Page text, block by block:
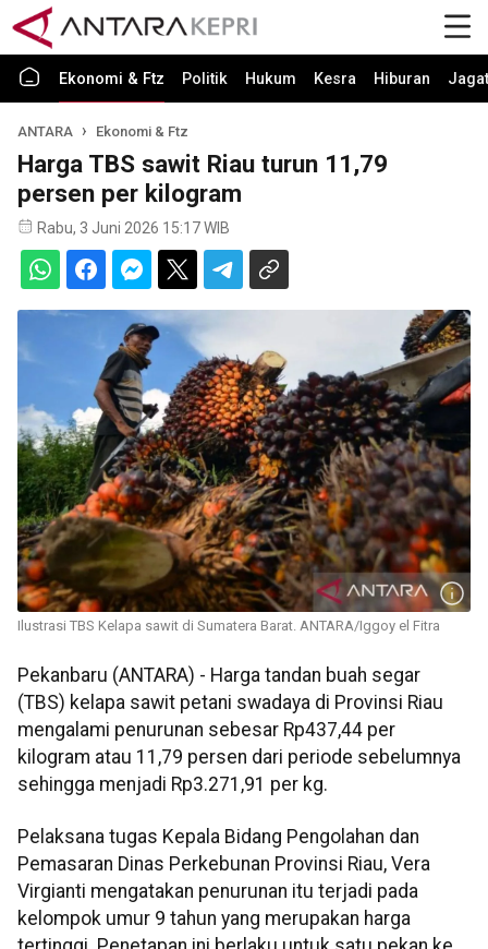
Ekonomi & Ftz Politik Hukum Kesra Hiburan Jagat
ANTARA Ekonomi & Ftz
Harga TBS sawit Riau turun 11,79
persen per kilogram
Rabu, 3 Juni 2026 15:17 WIB
Ilustrasi TBS Kelapa sawit di Sumatera Barat. ANTARA/Iggoy el Fitra
Pekanbaru (ANTARA) - Harga tandan buah segar
(TBS) kelapa sawit petani swadaya di Provinsi Riau
mengalami penurunan sebesar Rp437,44 per
kilogram atau 11,79 persen dari periode sebelumnya
sehingga menjadi Rp3.271,91 per kg.
Pelaksana tugas Kepala Bidang Pengolahan dan
Pemasaran Dinas Perkebunan Provinsi Riau, Vera
Virgianti mengatakan penurunan itu terjadi pada
kelompok umur 9 tahun yang merupakan harga